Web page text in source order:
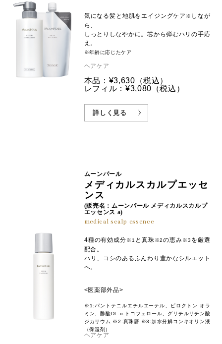
気になる髪と地肌をエイジングケア ※ しなが
ら、
しっとりしなやかに。芯から弾むハリの手応
え。
※年齢に応じたケア
ヘアケア
本品：¥3,630 （税込）
レフィル：¥3,080 （税込）
詳しく見る
ムーンパール
メディカルスカルプエッセ
ンス
(販売名：ムーンパール メディカルスカルプ
エッセンス a)
medical scalp essence
4種の有効成分※1 と真珠 ※2の恵み※3 を厳選
配合。
ハリ、コシのあるふんわり豊かなシルエット
へ。
<医薬部外品>
※1:パントテニルエチルエーテル、ピロクトン オラ
ミン、酢酸DL-α-トコフェロール、グリチルリチン酸
ジカリウム ※2:真珠層 ※3:加水分解コンキオリン液
（保湿剤）
ヘアケア